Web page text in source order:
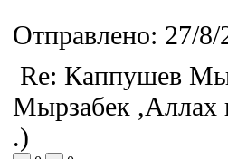
Отправлено: 27/
Re: Каппушев
Мырзабек ,Аллах
.)